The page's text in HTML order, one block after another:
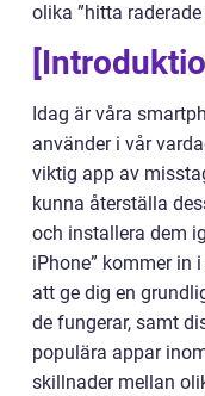
olika ”hitta
Idag är våra
använder i vår
viktig app av
kunna återställa
och installera dem
iPhone” kommer in
att ge dig en
de fungerar, samt
populära appar
skillnader mellan